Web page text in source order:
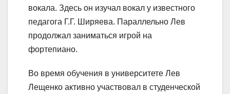
вокала. Здесь он изучал вокал у известного
педагога Г.Г. Ширяева. Параллельно Лев
продолжал заниматься игрой на
фортепиано.
Во время обучения в университете Лев
Лещенко активно участвовал в студенческой